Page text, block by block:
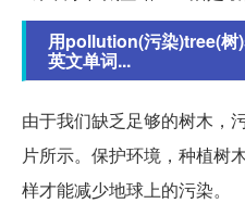
用pollution(污染)tree(
英文单词...
由于我们缺乏足够的树木，
片所示。保护环境，种植树
样才能减少地球上的污染。